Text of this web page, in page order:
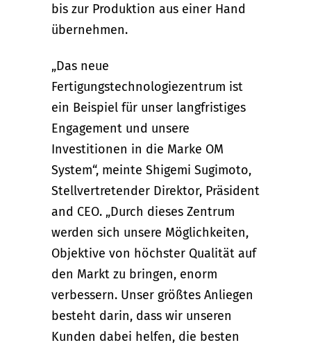
bis zur Produktion aus einer Hand
übernehmen.
„Das neue
Fertigungstechnologiezentrum ist
ein Beispiel für unser langfristiges
Engagement und unsere
Investitionen in die Marke OM
System“, meinte Shigemi Sugimoto,
Stellvertretender Direktor, Präsident
and CEO. „Durch dieses Zentrum
werden sich unsere Möglichkeiten,
Objektive von höchster Qualität auf
den Markt zu bringen, enorm
verbessern. Unser größtes Anliegen
besteht darin, dass wir unseren
Kunden dabei helfen, die besten